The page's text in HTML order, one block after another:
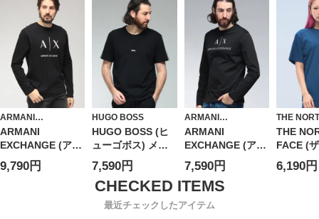
ラインストーン ク
ルーネック Tシャ
ツ AELXW2106
ラインストーン ク
ルーネック カット
ソー
AELXW22941717
ラインストーン ク
ロップド丈 カット
AELXW17091717
ゴ刺繍
ク カッ
ARMANI
EXCHANGE
ARMANI
EXCHANGE (アル
マーニ エクスチェ
ンジ) メンズ Tシ
9,790円
HUGO BOSS
HUGO BOSS (ヒ
ューゴボス) メン
ズ Tシャツ 半袖 ロ
ゴ 肩ライン クル
ーネック カットソ
ー HBU50545930
7,590円
ARMANI
EXCHANGE
ARMANI
EXCHANGE (アル
マーニ エクスチェ
ンジ) ロゴプリン
ト クルーネック
長袖 Tシャツ
AEE8NZTCHZ8H4
7,590円
THE
THE
FACE (
フェイ
ナスク
6,190円
最近チェックしたアイテム